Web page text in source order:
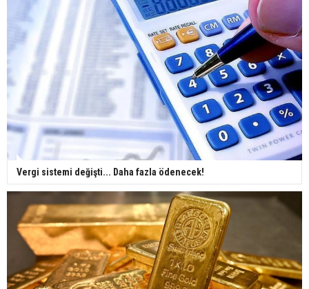
Vergi sistemi değişti... Daha fazla ödenecek!